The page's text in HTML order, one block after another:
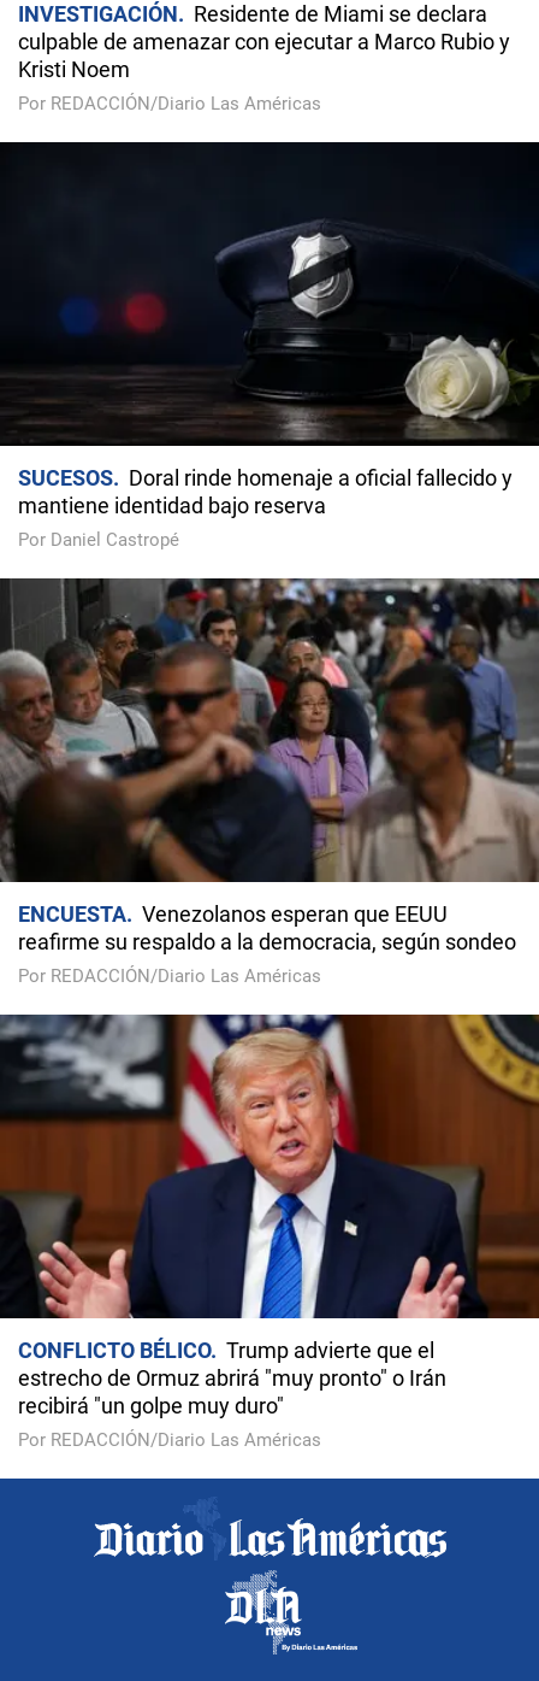
INVESTIGACIÓN
Residente de Miami se declara
culpable de amenazar con ejecutar a Marco Rubio y
Kristi Noem
Por REDACCIÓN/Diario Las Américas
SUCESOS
Doral rinde homenaje a oficial fallecido y
mantiene identidad bajo reserva
Por Daniel Castropé
ENCUESTA
Venezolanos esperan que EEUU
reafirme su respaldo a la democracia, según sondeo
Por REDACCIÓN/Diario Las Américas
CONFLICTO BÉLICO
Trump advierte que el
estrecho de Ormuz abrirá "muy pronto" o Irán
recibirá "un golpe muy duro"
Por REDACCIÓN/Diario Las Américas